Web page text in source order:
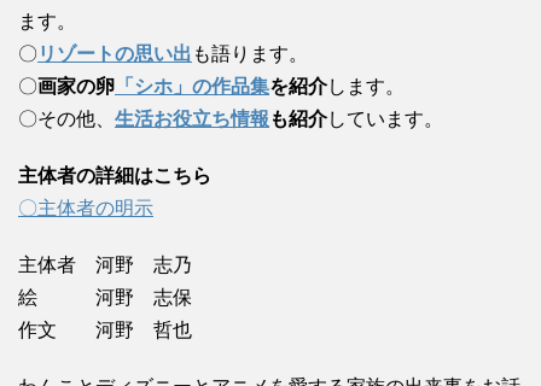
ます。
〇 リゾートの思い出 も語ります。
〇画家の卵 「シホ」の作品集を紹介します。
〇その他、 生活お役立ち情報 も紹介しています。
主体者の詳細はこちら
〇主体者の明示
主体者 河野 志乃
絵 河野 志保
作文 河野 哲也